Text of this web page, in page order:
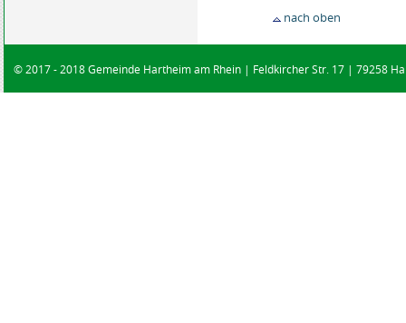
nach oben
© 2017 - 2018 Gemeinde Hartheim am Rhein | Feldkircher Str. 17 | 79258